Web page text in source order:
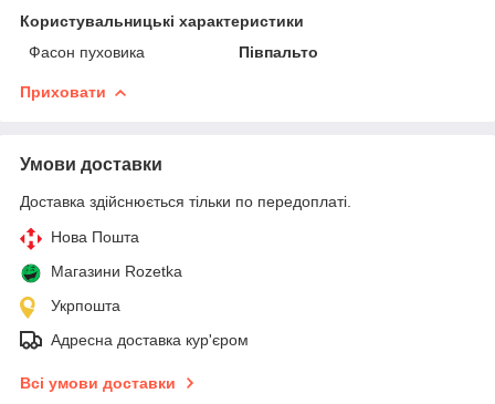
Користувальницькі характеристики
Фасон пуховика
Півпальто
Приховати
Умови доставки
Доставка здійснюється тільки по передоплаті.
Нова Пошта
Магазини Rozetka
Укрпошта
Адресна доставка кур'єром
Всі умови доставки